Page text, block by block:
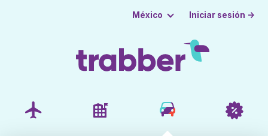
México Iniciar sesión →